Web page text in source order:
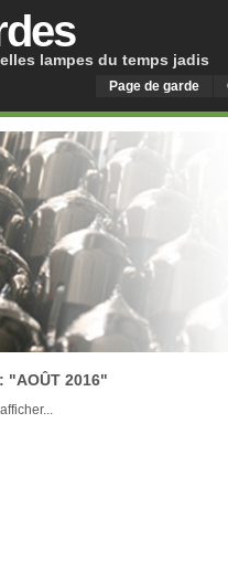
lampes du temps jadis
Page de garde
"AOÛT 2016"